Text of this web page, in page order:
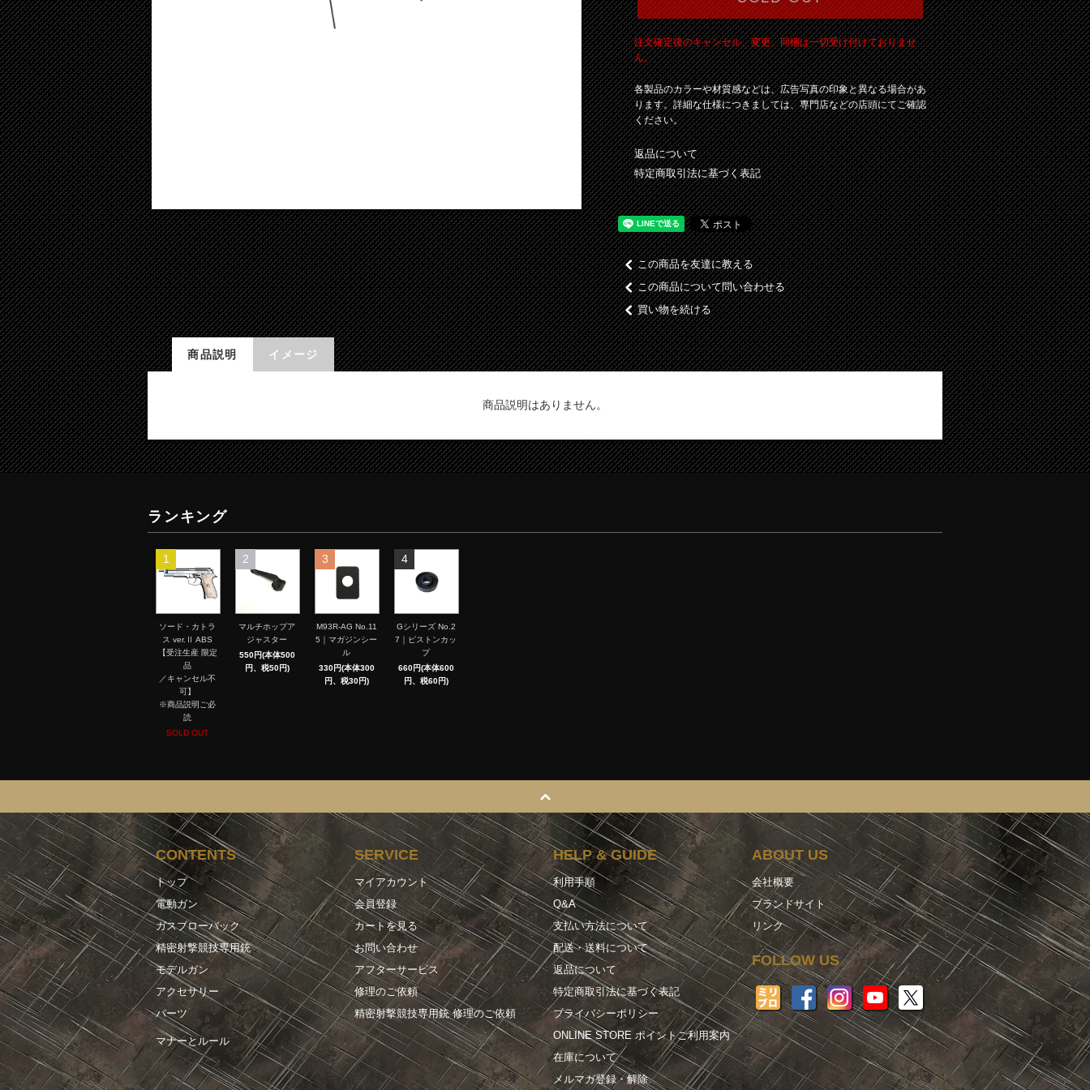
注文確定後のキャンセル、変更、同梱は一切受け付けておりませ
ん。
各製品のカラーや材質感などは、広告写真の印象と異なる場合があ
ります。詳細な仕様につきましては、専門店などの店頭にてご確認
ください。
返品について
特定商取引法に基づく表記
この商品を友達に教える
この商品について問い合わせる
買い物を続ける
商品説明 イメージ
商品説明はありません。
ランキング
1
ソード・カトラ
ス ver.Ⅱ ABS
【受注生産 限定
品
／キャンセル不
可】
※商品説明ご必
読
SOLD OUT
2
マルチホップア
ジャスター
550円(本体500
円、税50円)
3
M93R-AG No.11
5｜マガジンシー
ル
330円(本体300
円、税30円)
4
Gシリーズ No.2
7｜ピストンカッ
プ
660円(本体600
円、税60円)
CONTENTS
トップ
電動ガン
ガスブローバック
精密射撃競技専用銃
モデルガン
アクセサリー
パーツ
マナーとルール
SERVICE
マイアカウント
会員登録
カートを見る
お問い合わせ
アフターサービス
修理のご依頼
精密射撃競技専用銃 修理のご依頼
HELP & GUIDE
利用手順
Q&A
支払い方法について
配送・送料について
返品について
特定商取引法に基づく表記
プライバシーポリシー
ONLINE STORE ポイントご利用案内
在庫について
メルマガ登録・解除
ABOUT US
会社概要
ブランドサイト
リンク
FOLLOW US